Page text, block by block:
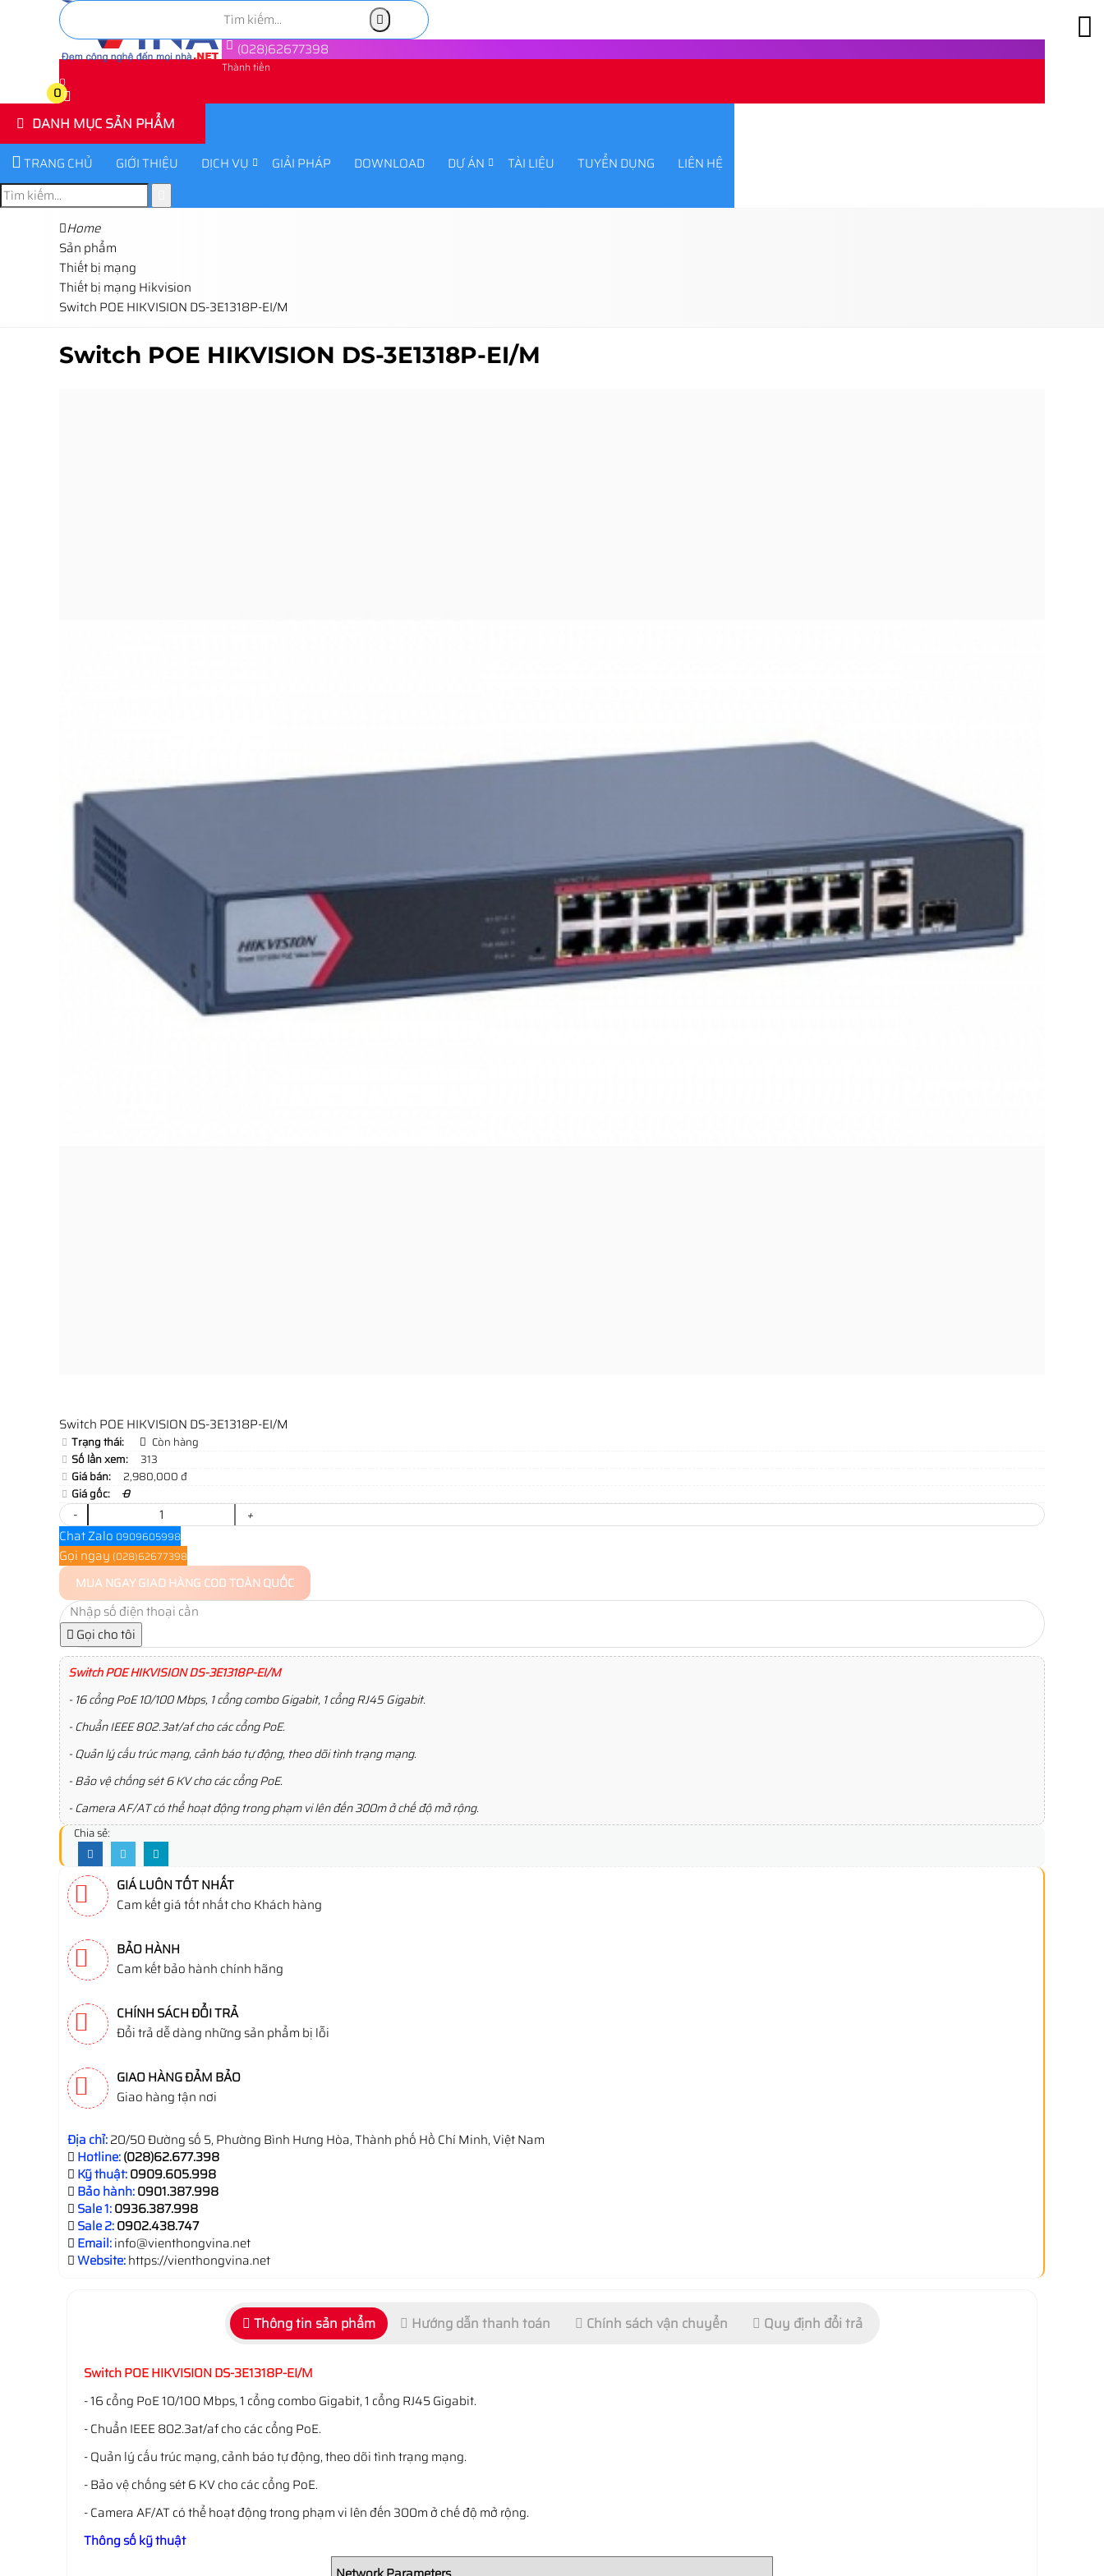
(028)62677398
Thành tiền
0
0
DANH MỤC SẢN PHẨM
TRANG CHỦ GIỚI THIỆU DỊCH VỤ GIẢI PHÁP DOWNLOAD DỰ ÁN TÀI LIỆU TUYỂN DỤNG LIÊN HỆ
Home
Sản phẩm
Thiết bị mạng
Thiết bị mạng Hikvision
Switch POE HIKVISION DS-3E1318P-EI/M
Switch POE HIKVISION DS-3E1318P-EI/M
Switch POE HIKVISION DS-3E1318P-EI/M
Trạng thái:
Còn hàng
Số lần xem:
313
Giá bán:
2,980,000 đ
Giá gốc:
0
-
+
Chat Zalo 0909605998
Gọi ngay (028)62677398
MUA NGAYGIAO HÀNG COD TOÀN QUỐC
Gọi cho tôi
Switch POE HIKVISION DS-3E1318P-EI/M
- 16 cổng PoE 10/100 Mbps, 1 cổng combo Gigabit, 1 cổng RJ45 Gigabit.
- Chuẩn IEEE 802.3at/af cho các cổng PoE.
- Quản lý cấu trúc mạng, cảnh báo tự động, theo dõi tình trạng mạng.
- Bảo vệ chống sét 6 KV cho các cổng PoE.
- Camera AF/AT có thể hoạt động trong phạm vi lên đến 300m ở chế độ mở rộng.
Chia sẻ:
GIÁ LUÔN TỐT NHẤT
Cam kết giá tốt nhất cho Khách hàng
BẢO HÀNH
Cam kết bảo hành chính hãng
CHÍNH SÁCH ĐỔI TRẢ
Đổi trả dễ dàng những sản phẩm bị lỗi
GIAO HÀNG ĐẢM BẢO
Giao hàng tận nơi
Địa chỉ:20/50 Đường số 5, Phường Bình Hưng Hòa, Thành phố Hồ Chí Minh, Việt Nam
Hotline:(028)62.677.398
Kỹ thuật:0909.605.998
Bảo hành:0901.387.998
Sale 1:0936.387.998
Sale 2:0902.438.747
Email:info@vienthongvina.net
Website:https://vienthongvina.net
Thông tin sản phẩm Hướng dẫn thanh toán Chính sách vận chuyển Quy định đổi trả
Switch POE HIKVISION DS-3E1318P-EI/M
- 16 cổng PoE 10/100 Mbps, 1 cổng combo Gigabit, 1 cổng RJ45 Gigabit.
- Chuẩn IEEE 802.3at/af cho các cổng PoE.
- Quản lý cấu trúc mạng, cảnh báo tự động, theo dõi tình trạng mạng.
- Bảo vệ chống sét 6 KV cho các cổng PoE.
- Camera AF/AT có thể hoạt động trong phạm vi lên đến 300m ở chế độ mở rộng.
Thông số kỹ thuật